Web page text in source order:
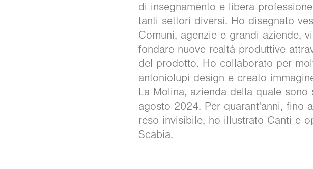
di insegnamento e libera
tanti settori diversi. Ho disegnato
Comuni, agenzie e grandi aziende,
fondare nuove realtà produttive
del prodotto. Ho collaborato per
antoniolupi design e creato
La Molina, azienda della quale
agosto 2024. Per quarant'anni, fino
reso invisibile, ho illustrato Canti e
Scabia.